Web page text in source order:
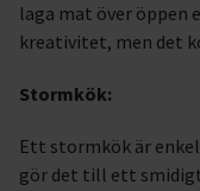
laga mat över öppen
kreativitet, men det
Stormkök:
Ett stormkök är
gör det till ett